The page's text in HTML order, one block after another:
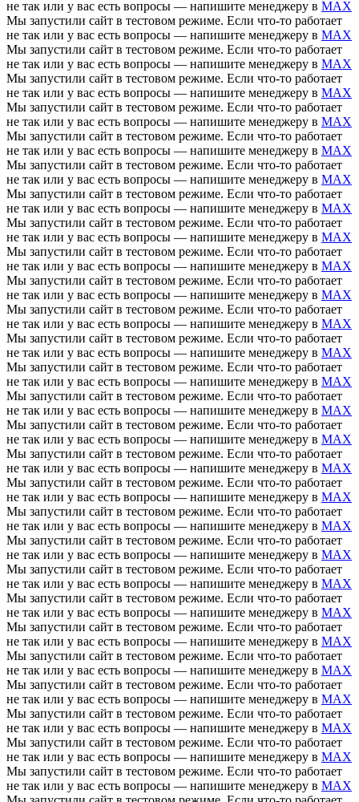
не так или у вас есть вопросы — напишите менеджеру в MAX
Мы запустили сайт в тестовом режиме. Если что-то работает
не так или у вас есть вопросы — напишите менеджеру в MAX
Мы запустили сайт в тестовом режиме. Если что-то работает
не так или у вас есть вопросы — напишите менеджеру в MAX
Мы запустили сайт в тестовом режиме. Если что-то работает
не так или у вас есть вопросы — напишите менеджеру в MAX
Мы запустили сайт в тестовом режиме. Если что-то работает
не так или у вас есть вопросы — напишите менеджеру в MAX
Мы запустили сайт в тестовом режиме. Если что-то работает
не так или у вас есть вопросы — напишите менеджеру в MAX
Мы запустили сайт в тестовом режиме. Если что-то работает
не так или у вас есть вопросы — напишите менеджеру в MAX
Мы запустили сайт в тестовом режиме. Если что-то работает
не так или у вас есть вопросы — напишите менеджеру в MAX
Мы запустили сайт в тестовом режиме. Если что-то работает
не так или у вас есть вопросы — напишите менеджеру в MAX
Мы запустили сайт в тестовом режиме. Если что-то работает
не так или у вас есть вопросы — напишите менеджеру в MAX
Мы запустили сайт в тестовом режиме. Если что-то работает
не так или у вас есть вопросы — напишите менеджеру в MAX
Мы запустили сайт в тестовом режиме. Если что-то работает
не так или у вас есть вопросы — напишите менеджеру в MAX
Мы запустили сайт в тестовом режиме. Если что-то работает
не так или у вас есть вопросы — напишите менеджеру в MAX
Мы запустили сайт в тестовом режиме. Если что-то работает
не так или у вас есть вопросы — напишите менеджеру в MAX
Мы запустили сайт в тестовом режиме. Если что-то работает
не так или у вас есть вопросы — напишите менеджеру в MAX
Мы запустили сайт в тестовом режиме. Если что-то работает
не так или у вас есть вопросы — напишите менеджеру в MAX
Мы запустили сайт в тестовом режиме. Если что-то работает
не так или у вас есть вопросы — напишите менеджеру в MAX
Мы запустили сайт в тестовом режиме. Если что-то работает
не так или у вас есть вопросы — напишите менеджеру в MAX
Мы запустили сайт в тестовом режиме. Если что-то работает
не так или у вас есть вопросы — напишите менеджеру в MAX
Мы запустили сайт в тестовом режиме. Если что-то работает
не так или у вас есть вопросы — напишите менеджеру в MAX
Мы запустили сайт в тестовом режиме. Если что-то работает
не так или у вас есть вопросы — напишите менеджеру в MAX
Мы запустили сайт в тестовом режиме. Если что-то работает
не так или у вас есть вопросы — напишите менеджеру в MAX
Мы запустили сайт в тестовом режиме. Если что-то работает
не так или у вас есть вопросы — напишите менеджеру в MAX
Мы запустили сайт в тестовом режиме. Если что-то работает
не так или у вас есть вопросы — напишите менеджеру в MAX
Мы запустили сайт в тестовом режиме. Если что-то работает
не так или у вас есть вопросы — напишите менеджеру в MAX
Мы запустили сайт в тестовом режиме. Если что-то работает
не так или у вас есть вопросы — напишите менеджеру в MAX
Мы запустили сайт в тестовом режиме. Если что-то работает
не так или у вас есть вопросы — напишите менеджеру в MAX
Мы запустили сайт в тестовом режиме. Если что-то работает
не так или у вас есть вопросы — напишите менеджеру в MAX